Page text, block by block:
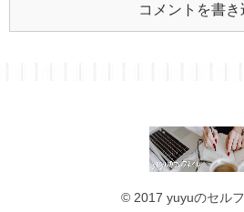
コメントを書き
© 2017 yuyuのセル